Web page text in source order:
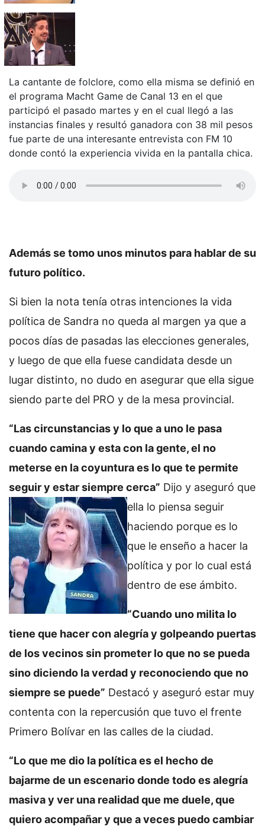
La cantante de folclore, como ella misma se definió en
el programa Macht Game de Canal 13 en el que
participó el pasado martes y en el cual llegó a las
instancias finales y resultó ganadora con 38 mil pesos
fue parte de una interesante entrevista con FM 10
donde contó la experiencia vivida en la pantalla chica.
Además se tomo unos minutos para hablar de su
futuro político.
Si bien la nota tenía otras intenciones la vida
política de Sandra no queda al margen ya que a
pocos días de pasadas las elecciones generales,
y luego de que ella fuese candidata desde un
lugar distinto, no dudo en asegurar que ella sigue
siendo parte del PRO y de la mesa provincial.
“Las circunstancias y lo que a uno le pasa
cuando camina y esta con la gente, el no
meterse en la coyuntura es lo que te permite
seguir y estar siempre cerca” Dijo y aseguró que
ella lo piensa seguir
haciendo porque es lo
que le enseño a hacer la
política y por lo cual está
dentro de ese ámbito.
“Cuando uno milita lo
tiene que hacer con alegría y golpeando puertas
de los vecinos sin prometer lo que no se pueda
sino diciendo la verdad y reconociendo que no
siempre se puede” Destacó y aseguró estar muy
contenta con la repercusión que tuvo el frente
Primero Bolívar en las calles de la ciudad.
“Lo que me dio la política es el hecho de
bajarme de un escenario donde todo es alegría
masiva y ver una realidad que me duele, que
quiero acompañar y que a veces puedo cambiar